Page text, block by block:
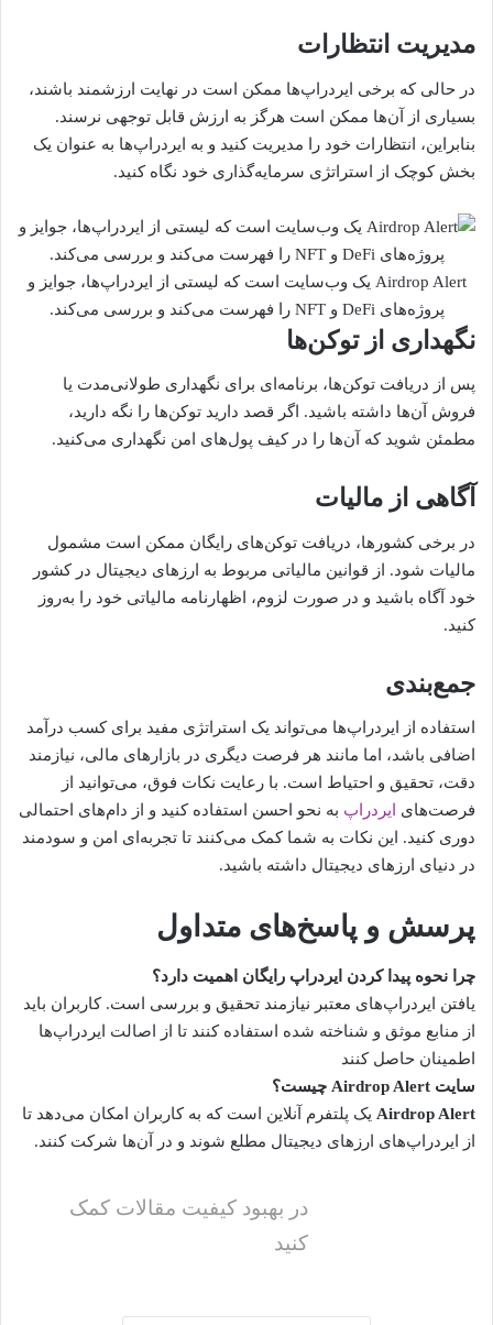
مدیریت انتظارات
در حالی که برخی ایردراپ‌ها ممکن است در نهایت ارزشمند باشند،
بسیاری از آن‌ها ممکن است هرگز به ارزش قابل توجهی نرسند.
بنابراین، انتظارات خود را مدیریت کنید و به ایردراپ‌ها به عنوان یک
بخش کوچک از استراتژی سرمایه‌گذاری خود نگاه کنید.
Airdrop Alert یک وب‌سایت است که لیستی از ایردراپ‌ها، جوایز و
پروژه‌های DeFi و NFT را فهرست می‌کند و بررسی می‌کند.
نگهداری از توکن‌ها
پس از دریافت توکن‌ها، برنامه‌ای برای نگهداری طولانی‌مدت یا
فروش آن‌ها داشته باشید. اگر قصد دارید توکن‌ها را نگه دارید،
مطمئن شوید که آن‌ها را در کیف پول‌های امن نگهداری می‌کنید.
آگاهی از مالیات
در برخی کشورها، دریافت توکن‌های رایگان ممکن است مشمول
مالیات شود. از قوانین مالیاتی مربوط به ارزهای دیجیتال در کشور
خود آگاه باشید و در صورت لزوم، اظهارنامه مالیاتی خود را به‌روز
کنید.
جمع‌بندی
استفاده از ایردراپ‌ها می‌تواند یک استراتژی مفید برای کسب درآمد
اضافی باشد، اما مانند هر فرصت دیگری در بازارهای مالی، نیازمند
دقت، تحقیق و احتیاط است. با رعایت نکات فوق، می‌توانید از
فرصت‌های
ایردراپ به نحو احسن استفاده کنید و از دام‌های احتمالی
دوری کنید. این نکات به شما کمک می‌کنند تا تجربه‌ای امن و سودمند
در دنیای ارزهای دیجیتال داشته باشید.
پرسش و پاسخ‌های متداول
چرا نحوه پیدا کردن ایردراپ رایگان اهمیت دارد؟
یافتن ایردراپ‌های معتبر نیازمند تحقیق و بررسی است. کاربران باید
از منابع موثق و شناخته شده استفاده کنند تا از اصالت ایردراپ‌ها
اطمینان حاصل کنند
سایت Airdrop Alert چیست؟
Airdrop Alert یک پلتفرم آنلاین است که به کاربران امکان می‌دهد تا
از ایردراپ‌های ارزهای دیجیتال مطلع شوند و در آن‌ها شرکت کنند.
در بهبود کیفیت مقالات کمک
کنید